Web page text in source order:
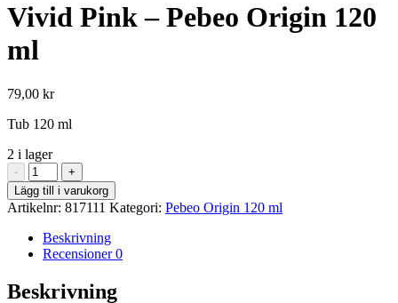
Vivid Pink – Pebeo Origin 120
ml
79,00 kr
Tub 120 ml
2 i lager
-
Vivid
Pink
-
Pebeo
Origin
120
mängd
+
Lägg till i varukorg
Artikelnr: 817111 Kategori: Pebeo Origin 120 ml
Beskrivning
Recensioner0
Beskrivning